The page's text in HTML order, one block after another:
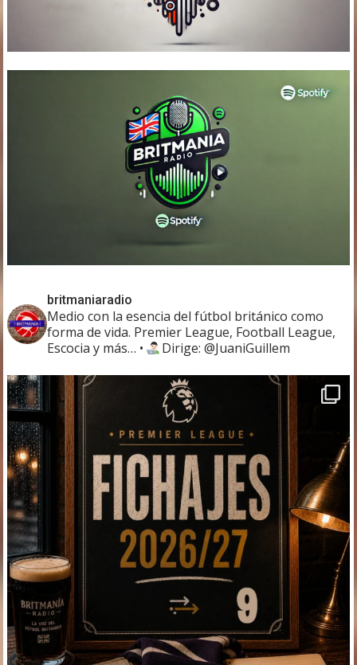
britmaniaradio
Medio con la esencia del fútbol británico como
forma de vida. Premier League, Football League,
Escocia y más… • Dirige: @JuaniGuillem